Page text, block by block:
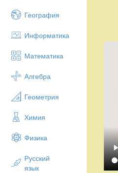
География
Информатика
Математика
Алгебра
Геометрия
Химия
Физика
Русский
язык